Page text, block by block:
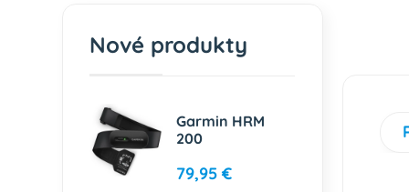
Nové produkty
Garmin HRM
200
79,95 €